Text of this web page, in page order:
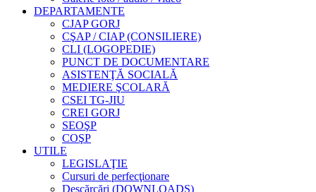
DEPARTAMENTE
CJAP GORJ
CŞAP / CIAP (CONSILIERE)
CLI (LOGOPEDIE)
PUNCT DE DOCUMENTARE
ASISTENŢĂ SOCIALĂ
MEDIERE ŞCOLARĂ
CSEI TG-JIU
CREI GORJ
SEOŞP
COŞP
UTILE
LEGISLAŢIE
Cursuri de perfecţionare
Descărcări (DOWNLOADS)